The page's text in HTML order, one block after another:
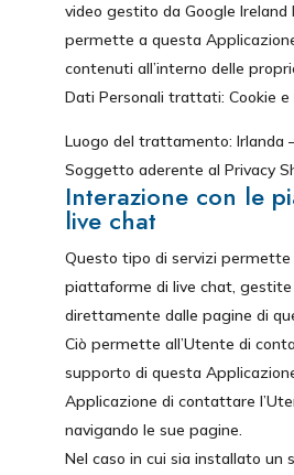
video gestito da Google Ireland
permette a questa
contenuti all’interno delle
Dati Personali trattati: Cookie
Luogo del trattamento: Irlanda
Soggetto aderente al Privacy
Interazione con le
live chat
Questo tipo di servizi permette
piattaforme di live chat,
direttamente dalle pagine di
Ciò permette all’Utente di
supporto di questa
Applicazione di contattare
navigando le sue pagine.
Nel caso in cui sia installato un